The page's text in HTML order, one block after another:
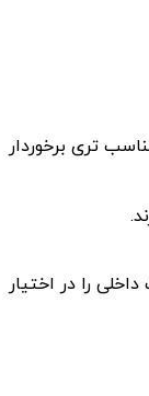
تری برخوردار
را در اختیار